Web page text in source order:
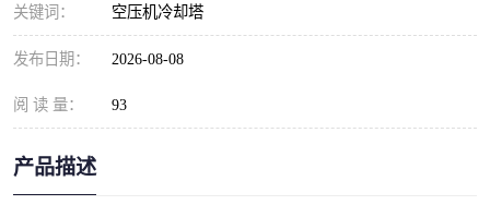
关键词： 空压机冷却塔
发布日期： 2026-08-08
阅 读 量： 93
产品描述